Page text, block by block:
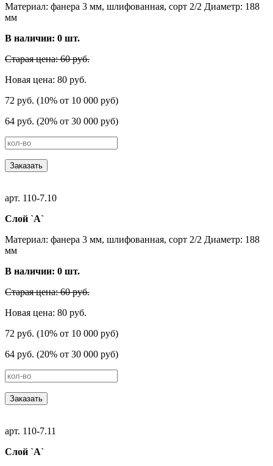
Материал: фанера 3 мм, шлифованная, сорт 2/2 Диаметр: 188
мм
В наличии: 0 шт.
Старая цена: 60 руб.
Новая цена: 80 руб.
72 руб. (10% от 10 000 руб)
64 руб. (20% от 30 000 руб)
Заказать
арт. 110-7.10
Слой `А`
Материал: фанера 3 мм, шлифованная, сорт 2/2 Диаметр: 188
мм
В наличии: 0 шт.
Старая цена: 60 руб.
Новая цена: 80 руб.
72 руб. (10% от 10 000 руб)
64 руб. (20% от 30 000 руб)
Заказать
арт. 110-7.11
Слой `А`